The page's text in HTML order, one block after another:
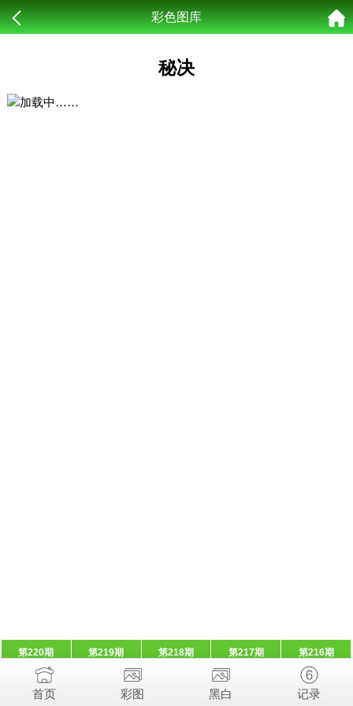
彩色图库
秘决
第220期 第219期 第218期 第217期 第216期
首页 彩图 黑白 记录